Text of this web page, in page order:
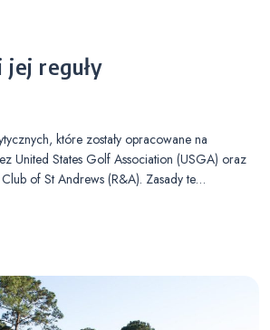
reguły
które zostały opracowane na
United States Golf Association (USGA) oraz
of St Andrews (R&A). Zasady te…